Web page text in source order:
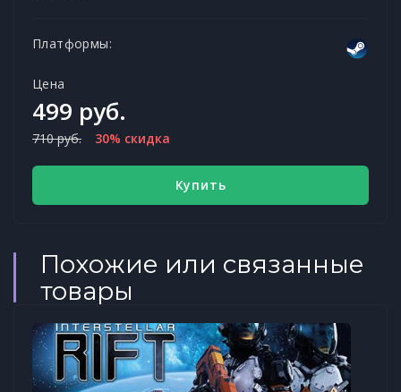
Платформы:
Цена
499 руб.
710 руб. 30% скидка
Купить
Похожие или связанные
товары